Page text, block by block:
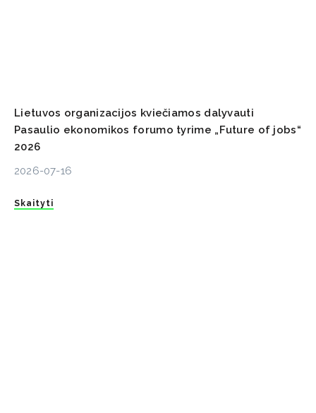
Lietuvos organizacijos kviečiamos dalyvauti
Pasaulio ekonomikos forumo tyrime „Future of jobs“
2026
2026-07-16
Skaityti